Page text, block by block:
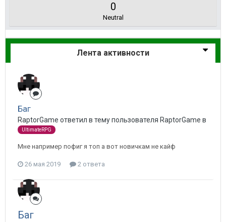
0
Neutral
Лента активности
Баг
RaptorGame ответил в тему пользователя RaptorGame в
UltimateRPG
Мне например пофиг я топ а вот новичкам не кайф
26 мая 2019 2 ответа
Баг